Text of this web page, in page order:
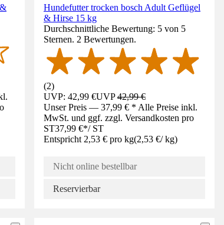
Hundefutter trocken bosch Adult Geflügel
& Hirse 15 kg
Durchschnittliche Bewertung: 5 von 5
Sternen. 2 Bewertungen.
(2)
UVP: 42,99 €UVP42,99 €
Unser Preis — 37,99 € * Alle Preise inkl.
MwSt. und ggf. zzgl. Versandkosten pro
ST37,99 €*/ ST
Entspricht 2,53 € pro kg(2,53 €/ kg)
Nicht online bestellbar
Reservierbar